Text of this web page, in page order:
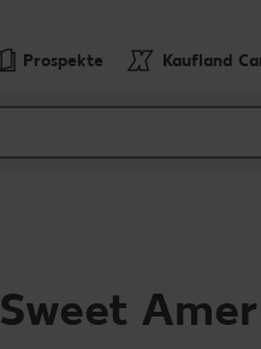
Prospekte Kaufland
Sweet